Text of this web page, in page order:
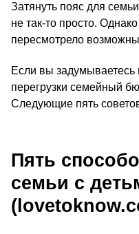
Затянуть пояс для
не так-то просто.
пересмотрело
Если вы задумываетесь
перегрузки семейный
Следующие пять
Пять
семьи с